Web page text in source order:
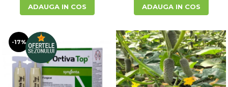
ADAUGA IN COS ADAUGA IN COS
-17%